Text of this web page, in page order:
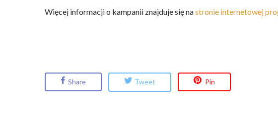
Więcej informacji o kampanii znajduje się nastronie internetowej
Share Tweet Pin